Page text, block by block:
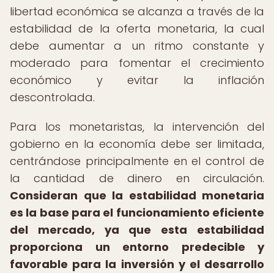
libertad económica se alcanza a través de la
estabilidad de la oferta monetaria, la cual
debe aumentar a un ritmo constante y
moderado para fomentar el crecimiento
económico y evitar la inflación
descontrolada.
Para los monetaristas, la intervención del
gobierno en la economía debe ser limitada,
centrándose principalmente en el control de
la cantidad de dinero en circulación.
Consideran que la estabilidad monetaria
es la base para el funcionamiento eficiente
del mercado, ya que esta estabilidad
proporciona un entorno predecible y
favorable para la inversión y el desarrollo